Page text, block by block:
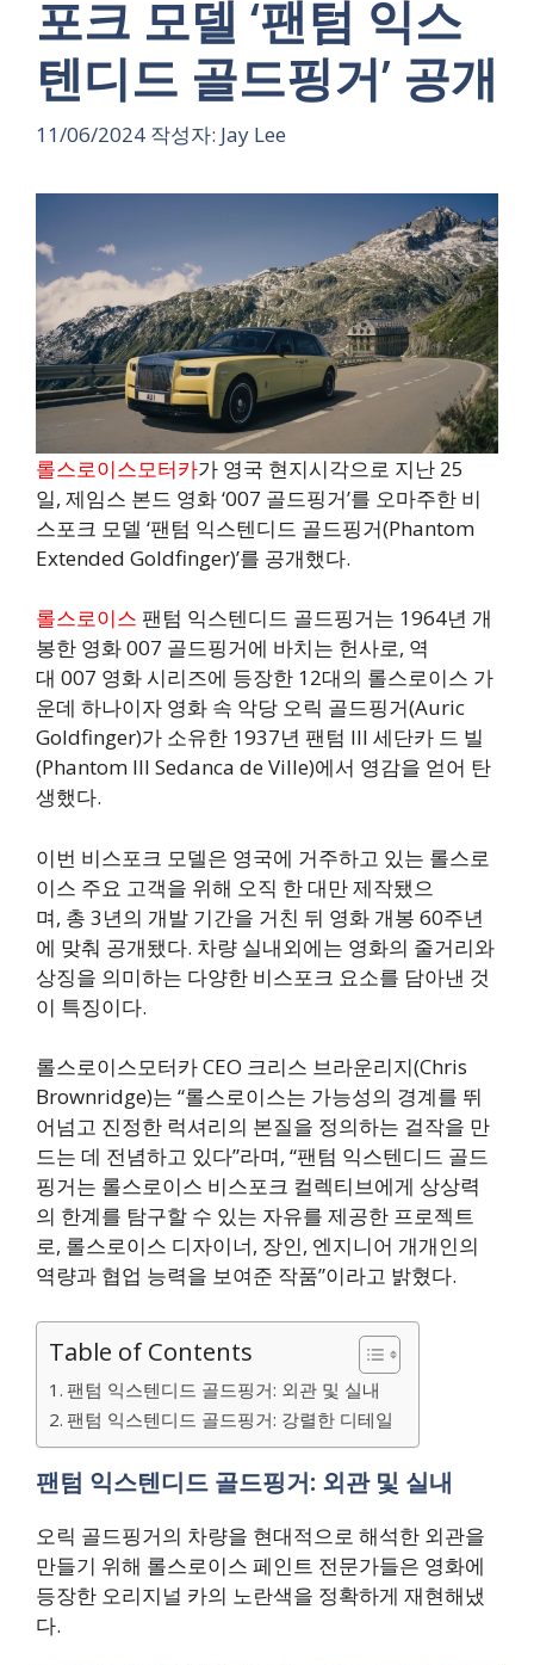
포크 모델 ‘팬텀 익스
텐디드 골드핑거’ 공개
11/06/2024 작성자: Jay Lee
롤스로이스모터카가 영국 현지시각으로 지난 25
일, 제임스 본드 영화 ‘007 골드핑거’를 오마주한 비
스포크 모델 ‘팬텀 익스텐디드 골드핑거(Phantom
Extended Goldfinger)’를 공개했다.
롤스로이스 팬텀 익스텐디드 골드핑거는 1964년 개
봉한 영화 007 골드핑거에 바치는 헌사로, 역
대 007 영화 시리즈에 등장한 12대의 롤스로이스 가
운데 하나이자 영화 속 악당 오릭 골드핑거(Auric
Goldfinger)가 소유한 1937년 팬텀 III 세단카 드 빌
(Phantom III Sedanca de Ville)에서 영감을 얻어 탄
생했다.
이번 비스포크 모델은 영국에 거주하고 있는 롤스로
이스 주요 고객을 위해 오직 한 대만 제작됐으
며, 총 3년의 개발 기간을 거친 뒤 영화 개봉 60주년
에 맞춰 공개됐다. 차량 실내외에는 영화의 줄거리와
상징을 의미하는 다양한 비스포크 요소를 담아낸 것
이 특징이다.
롤스로이스모터카 CEO 크리스 브라운리지(Chris
Brownridge)는 “롤스로이스는 가능성의 경계를 뛰
어넘고 진정한 럭셔리의 본질을 정의하는 걸작을 만
드는 데 전념하고 있다”라며, “팬텀 익스텐디드 골드
핑거는 롤스로이스 비스포크 컬렉티브에게 상상력
의 한계를 탐구할 수 있는 자유를 제공한 프로젝트
로, 롤스로이스 디자이너, 장인, 엔지니어 개개인의
역량과 협업 능력을 보여준 작품”이라고 밝혔다.
Table of Contents
팬텀 익스텐디드 골드핑거: 외관 및 실내
팬텀 익스텐디드 골드핑거: 강렬한 디테일
팬텀 익스텐디드 골드핑거: 외관 및 실내
오릭 골드핑거의 차량을 현대적으로 해석한 외관을
만들기 위해 롤스로이스 페인트 전문가들은 영화에
등장한 오리지널 카의 노란색을 정확하게 재현해냈
다.